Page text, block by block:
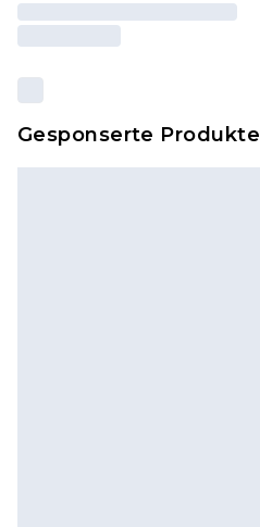
Gesponserte Produkte